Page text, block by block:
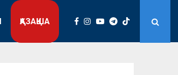
ҚАЗАҚША